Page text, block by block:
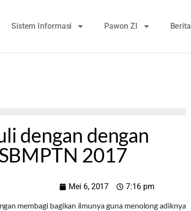
Sistem Informasi Pawon ZI Berita
dengan dengan
2017
Mei 6, 2017
7:16 pm
membagi bagikan ilmunya guna menolong adiknya